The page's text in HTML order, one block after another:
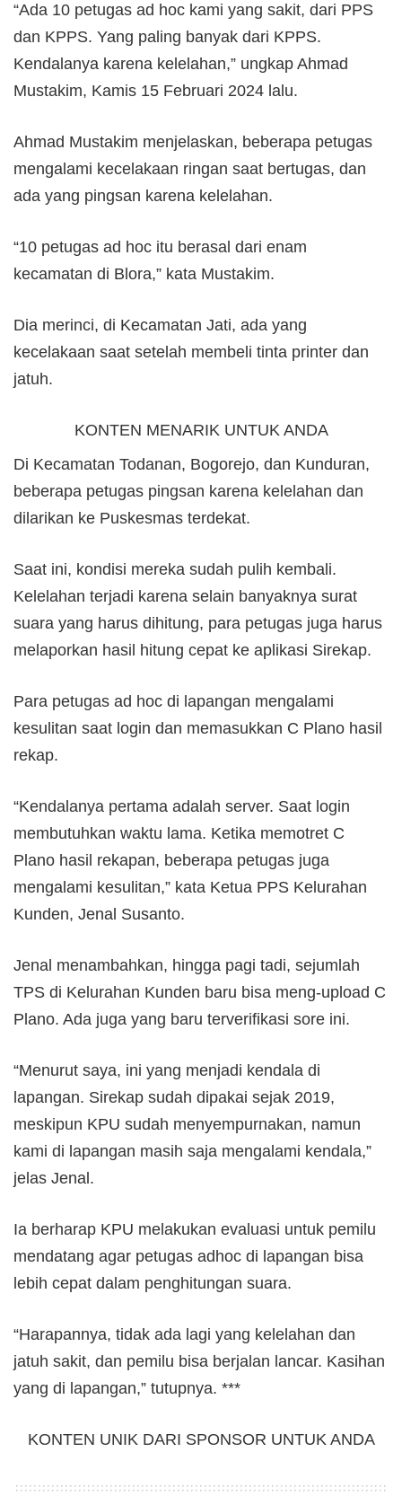
“Ada 10 petugas ad hoc kami yang sakit, dari PPS
dan KPPS. Yang paling banyak dari KPPS.
Kendalanya karena kelelahan,” ungkap Ahmad
Mustakim, Kamis 15 Februari 2024 lalu.
Ahmad Mustakim menjelaskan, beberapa petugas
mengalami kecelakaan ringan saat bertugas, dan
ada yang pingsan karena kelelahan.
“10 petugas ad hoc itu berasal dari enam
kecamatan di Blora,” kata Mustakim.
Dia merinci, di Kecamatan Jati, ada yang
kecelakaan saat setelah membeli tinta printer dan
jatuh.
KONTEN MENARIK UNTUK ANDA
Di Kecamatan Todanan, Bogorejo, dan Kunduran,
beberapa petugas pingsan karena kelelahan dan
dilarikan ke Puskesmas terdekat.
Saat ini, kondisi mereka sudah pulih kembali.
Kelelahan terjadi karena selain banyaknya surat
suara yang harus dihitung, para petugas juga harus
melaporkan hasil hitung cepat ke aplikasi Sirekap.
Para petugas ad hoc di lapangan mengalami
kesulitan saat login dan memasukkan C Plano hasil
rekap.
“Kendalanya pertama adalah server. Saat login
membutuhkan waktu lama. Ketika memotret C
Plano hasil rekapan, beberapa petugas juga
mengalami kesulitan,” kata Ketua PPS Kelurahan
Kunden, Jenal Susanto.
Jenal menambahkan, hingga pagi tadi, sejumlah
TPS di Kelurahan Kunden baru bisa meng-upload C
Plano. Ada juga yang baru terverifikasi sore ini.
“Menurut saya, ini yang menjadi kendala di
lapangan. Sirekap sudah dipakai sejak 2019,
meskipun KPU sudah menyempurnakan, namun
kami di lapangan masih saja mengalami kendala,”
jelas Jenal.
Ia berharap KPU melakukan evaluasi untuk pemilu
mendatang agar petugas adhoc di lapangan bisa
lebih cepat dalam penghitungan suara.
“Harapannya, tidak ada lagi yang kelelahan dan
jatuh sakit, dan pemilu bisa berjalan lancar. Kasihan
yang di lapangan,” tutupnya. ***
KONTEN UNIK DARI SPONSOR UNTUK ANDA